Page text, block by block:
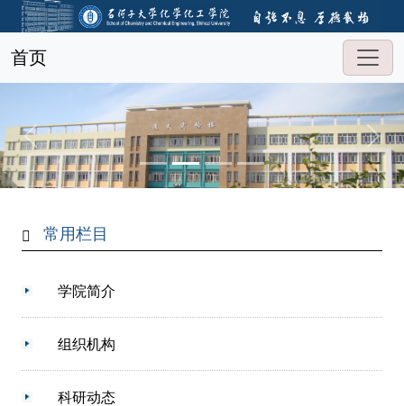
首页
常用栏目
学院简介
组织机构
科研动态